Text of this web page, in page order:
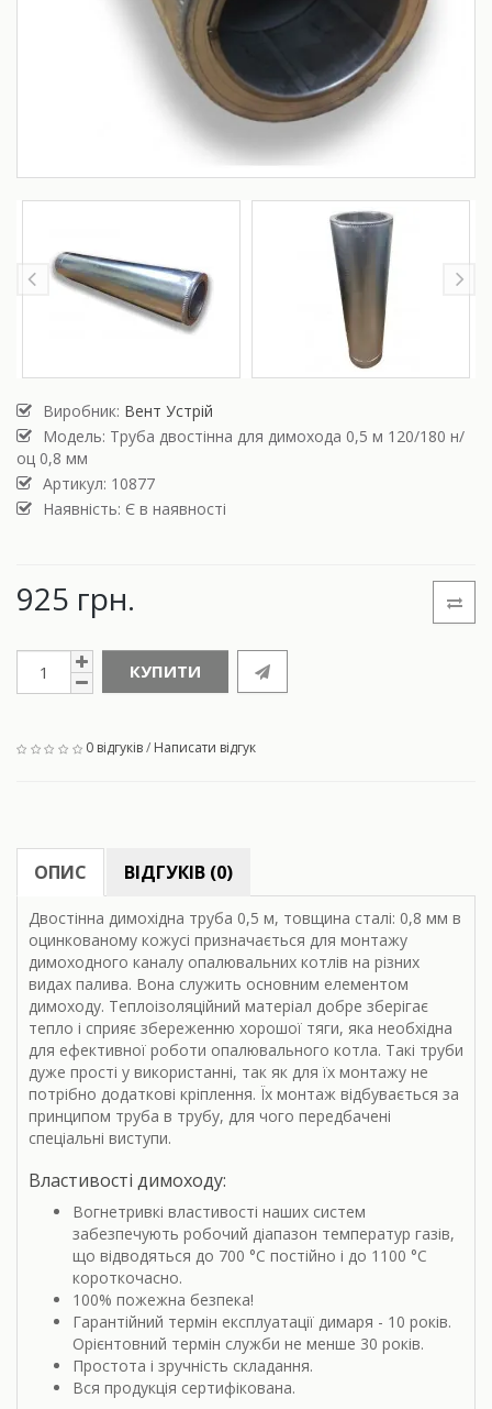
Виробник: Вент Устрій
Модель: Труба двостінна для димохода 0,5 м 120/180 н/
оц 0,8 мм
Артикул: 10877
Наявність: Є в наявності
925 грн.
КУПИТИ
0 відгуків/ Написати відгук
ОПИС ВІДГУКІВ (0)
Двостінна димохідна труба 0,5 м, товщина сталі: 0,8 мм в
оцинкованому кожусі призначається для монтажу
димоходного каналу опалювальних котлів на різних
видах палива. Вона служить основним елементом
димоходу. Теплоізоляційний матеріал добре зберігає
тепло і сприяє збереженню хорошої тяги, яка необхідна
для ефективної роботи опалювального котла. Такі труби
дуже прості у використанні, так як для їх монтажу не
потрібно додаткові кріплення. Їх монтаж відбувається за
принципом труба в трубу, для чого передбачені
спеціальні виступи.
Властивості димоходу:
Вогнетривкі властивості наших систем
забезпечують робочий діапазон температур газів,
що відводяться до 700 °С постійно і до 1100 °С
короткочасно.
100% пожежна безпека!
Гарантійний термін експлуатації димаря - 10 років.
Орієнтовний термін служби не менше 30 років.
Простота і зручність складання.
Вся продукція сертифікована.